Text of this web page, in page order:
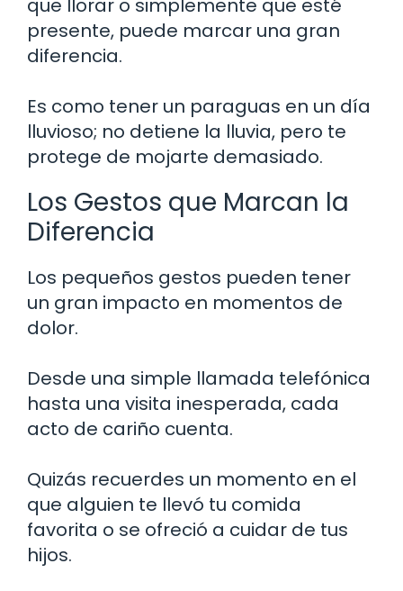
presente, puede marcar una gran
diferencia.
Es como tener un paraguas en un día
lluvioso; no detiene la lluvia, pero te
protege de mojarte demasiado.
Los Gestos que Marcan la
Diferencia
Los pequeños gestos pueden tener
un gran impacto en momentos de
dolor.
Desde una simple llamada telefónica
hasta una visita inesperada, cada
acto de cariño cuenta.
Quizás recuerdes un momento en el
que alguien te llevó tu comida
favorita o se ofreció a cuidar de tus
hijos.